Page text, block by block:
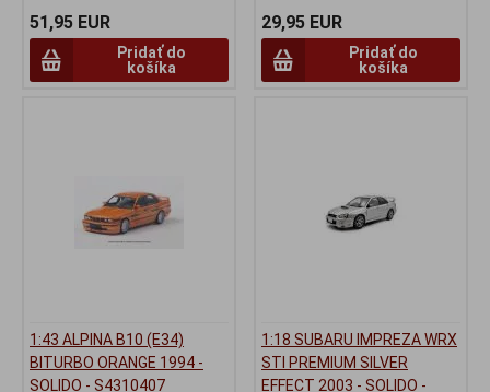
51,95 EUR
Pridať do
košíka
29,95 EUR
Pridať do
košíka
1:43 ALPINA B10 (E34)
BITURBO ORANGE 1994 -
SOLIDO - S4310407
1:18 SUBARU IMPREZA WRX
STI PREMIUM SILVER
EFFECT 2003 - SOLIDO -